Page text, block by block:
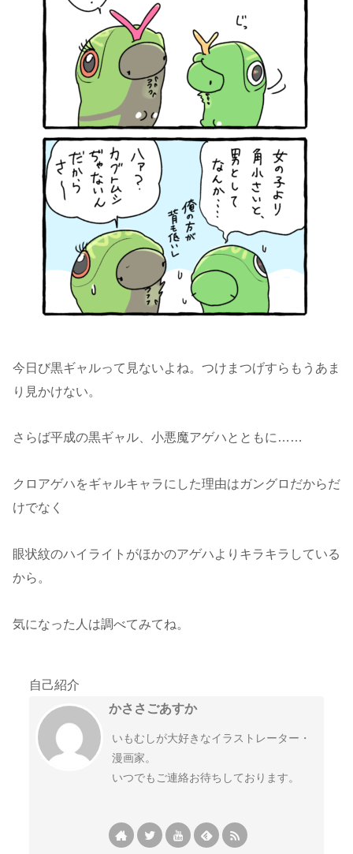
今日び黒ギャルって見ないよね。つけまつげすらもうあま
り見かけない。
さらば平成の黒ギャル、小悪魔アゲハとともに……
クロアゲハをギャルキャラにした理由はガングロだからだ
けでなく
眼状紋のハイライトがほかのアゲハよりキラキラしている
から。
気になった人は調べてみてね。
自己紹介
かささごあすか
いもむしが大好きなイラストレーター・
漫画家。
いつでもご連絡お待ちしております。